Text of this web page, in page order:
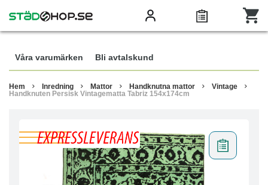
Våra varumärken Bli avtalskund
Hem Inredning Mattor Handknutna mattor
Vintage
Handknuten Persisk Vintagematta Tabriz 154x174cm